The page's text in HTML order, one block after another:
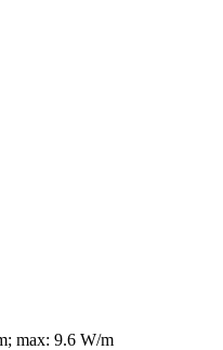
max: 9.6 W/m